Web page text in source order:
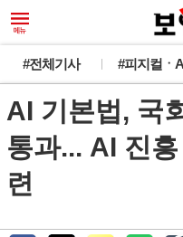
#전체기사 #피지컬ㆍ
AI 기본법, 국
통과... AI 진
련